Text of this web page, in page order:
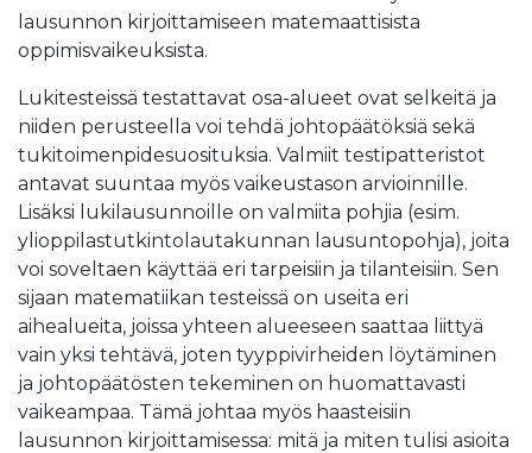
lausunnon kirjoittamiseen matemaattisista
oppimisvaikeuksista.
Lukitesteissä testattavat osa-alueet ovat selkeitä ja
niiden perusteella voi tehdä johtopäätöksiä sekä
tukitoimenpidesuosituksia. Valmiit testipatteristot
antavat suuntaa myös vaikeustason arvioinnille.
Lisäksi lukilausunnoille on valmiita pohjia (esim.
ylioppilastutkintolautakunnan lausuntopohja), joita
voi soveltaen käyttää eri tarpeisiin ja tilanteisiin. Sen
sijaan matematiikan testeissä on useita eri
aihealueita, joissa yhteen alueeseen saattaa liittyä
vain yksi tehtävä, joten tyyppivirheiden löytäminen
ja johtopäätösten tekeminen on huomattavasti
vaikeampaa. Tämä johtaa myös haasteisiin
lausunnon kirjoittamisessa: mitä ja miten tulisi asioita